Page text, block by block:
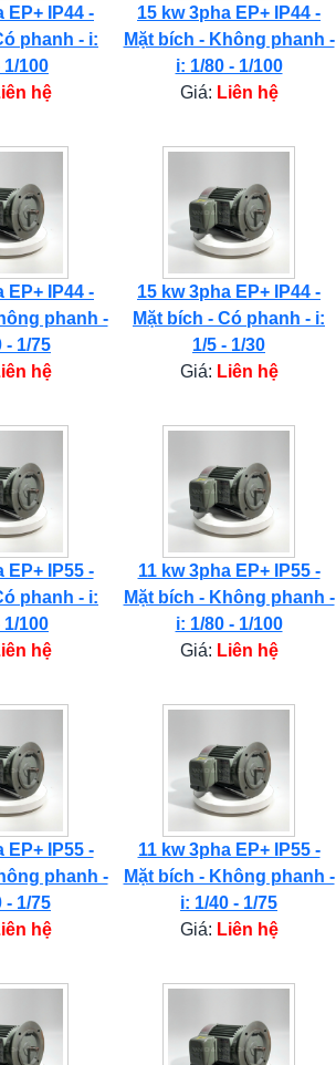
EP+ IP44 -
phanh - i:
1/100
hệ
15 kw 3pha EP+ IP44 -
Mặt bích - Không phanh -
i: 1/80 - 1/100
Giá: Liên hệ
EP+ IP44 -
phanh -
- 1/75
hệ
15 kw 3pha EP+ IP44 -
Mặt bích - Có phanh - i:
1/5 - 1/30
Giá: Liên hệ
EP+ IP55 -
phanh - i:
1/100
hệ
11 kw 3pha EP+ IP55 -
Mặt bích - Không phanh -
i: 1/80 - 1/100
Giá: Liên hệ
EP+ IP55 -
phanh -
- 1/75
hệ
11 kw 3pha EP+ IP55 -
Mặt bích - Không phanh -
i: 1/40 - 1/75
Giá: Liên hệ